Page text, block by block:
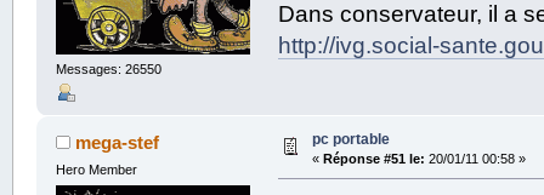
Messages: 26550
Dans conservateur, il a
http://ivg.social-
mega-stef
Hero Member
pc portable
« Réponse #51 le: 20/01/11 00:58 »